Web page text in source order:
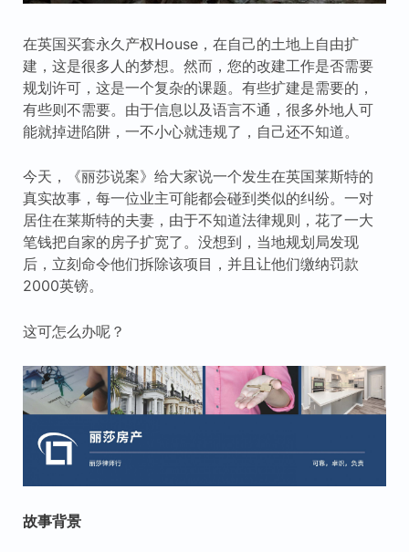
在英国买套永久产权House，在自己的土地上自由扩
建，这是很多人的梦想。然而，您的改建工作是否需要
规划许可，这是一个复杂的课题。有些扩建是需要的，
有些则不需要。由于信息以及语言不通，很多外地人可
能就掉进陷阱，一不小心就违规了，自己还不知道。
今天，《丽莎说案》给大家说一个发生在英国莱斯特的
真实故事，每一位业主可能都会碰到类似的纠纷。一对
居住在莱斯特的夫妻，由于不知道法律规则，花了一大
笔钱把自家的房子扩宽了。没想到，当地规划局发现
后，立刻命令他们拆除该项目，并且让他们缴纳罚款
2000英镑。
这可怎么办呢？
故事背景